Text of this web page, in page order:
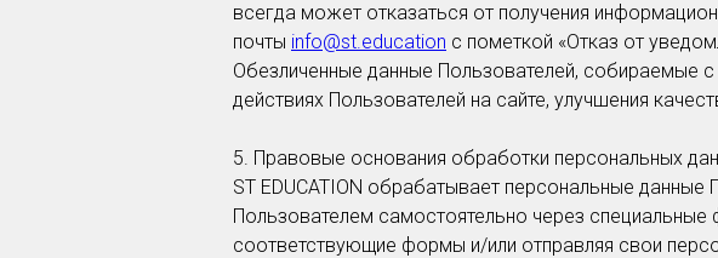
всегда может отказаться от получения
почты info@st.education с пометкой «Отказ от
Обезличенные данные Пользователей, собираемые
действиях Пользователей на сайте, улучшения
5. Правовые основания обработки персональных
ST EDUCATION обрабатывает персональные данные
Пользователем самостоятельно через
соответствующие формы и/или отправляя свои